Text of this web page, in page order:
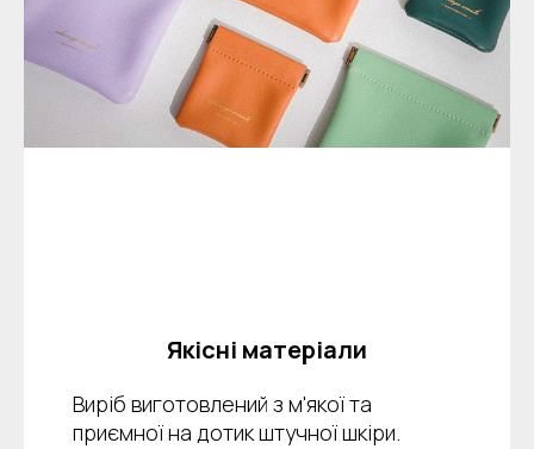
Якісні матеріали
Виріб виготовлений з м'якої та
приємної на дотик штучної шкіри.